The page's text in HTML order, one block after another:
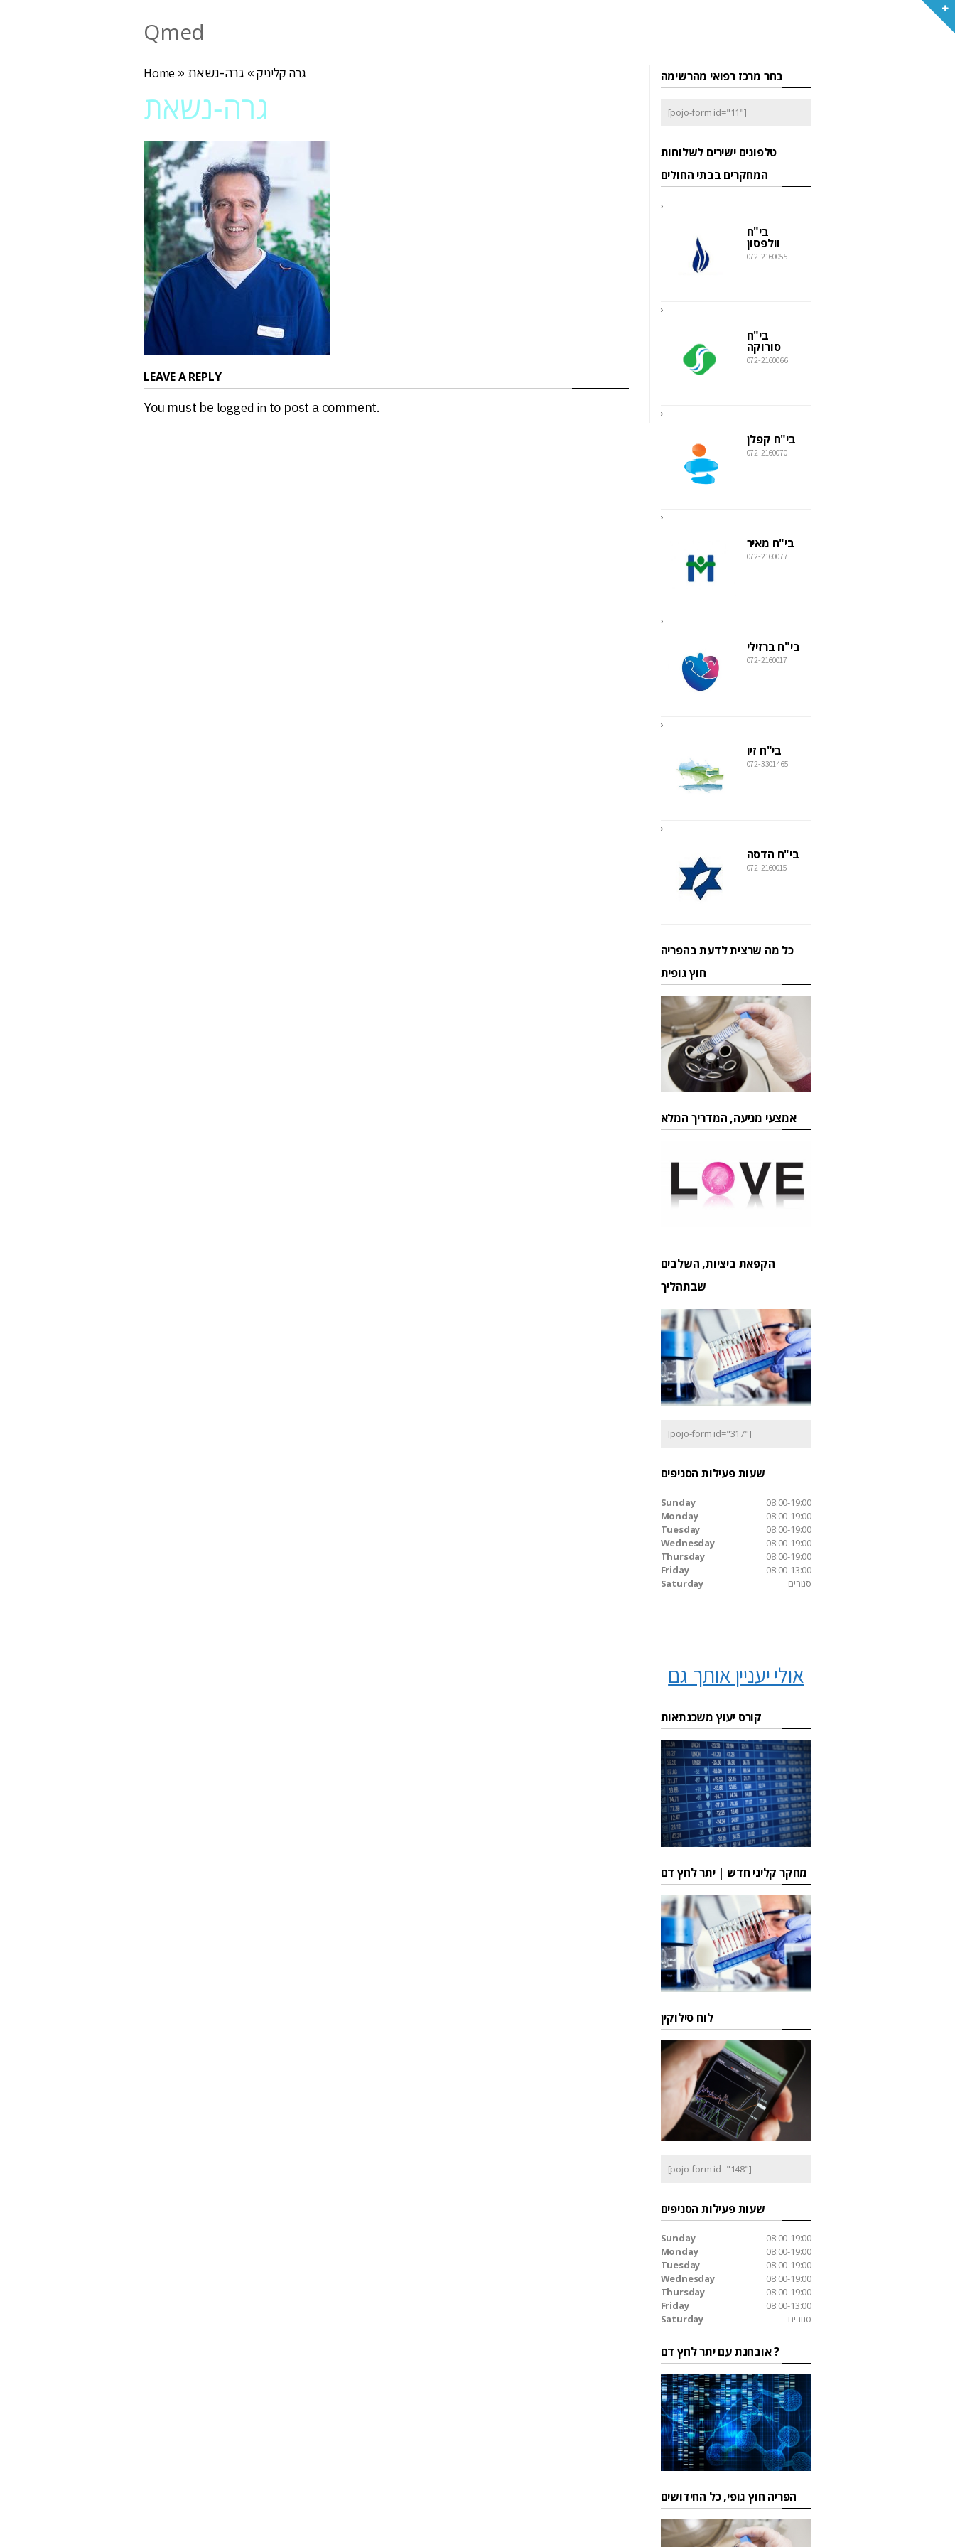
Qmed
Home » גרה קליניק» גרה-נשאת
גרה-נשאת
LEAVE A REPLY
You must be logged in to post a comment.
בחר מרכז רפואי מהרשימה
[pojo-form id="11"]
טלפונים ישירים לשלוחות
המחקרים בבתי החולים
בי"ח
וולפסון
072-2160055
בי"ח
סורוקה
072-2160066
בי"ח קפלן
072-2160070
בי"ח מאיר
072-2160077
בי"ח ברזילי
072-2160017
בי"ח זיו
072-3301465
בי"ח הדסה
072-2160015
כל מה שרצית לדעת בהפריה
חוץ גופית
אמצעי מניעה, המדריך המלא
הקפאת ביציות, השלבים
שבתהליך
[pojo-form id="317"]
שעות פעילות הסניפים
Sunday
08:00-19:00
Monday
08:00-19:00
Tuesday
08:00-19:00
Wednesday
08:00-19:00
Thursday
08:00-19:00
Friday
08:00-13:00
Saturday
סגורים
אולי יעניין אותך גם
קורס יעוץ משכנתאות
מחקר קליני חדש | יתר לחץ דם
לוח סילוקין
[pojo-form id="148"]
שעות פעילות הסניפים
Sunday
08:00-19:00
Monday
08:00-19:00
Tuesday
08:00-19:00
Wednesday
08:00-19:00
Thursday
08:00-19:00
Friday
08:00-13:00
Saturday
סגורים
אובחנת עם יתר לחץ דם ?
הפריה חוץ גופי, כל החידושים